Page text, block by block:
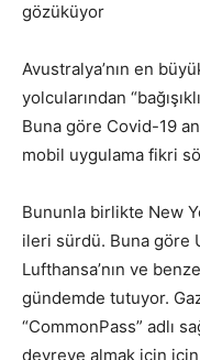
gözüküyor
Avustralya’nın en
yolcularından
Buna göre Covid-19
mobil uygulama fikri
Bununla birlikte New
ileri sürdü. Buna göre
Lufthansa’nın ve
gündemde tutuyor.
“CommonPass” adlı
devreye almak için için